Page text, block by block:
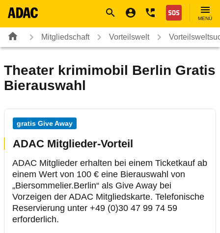
Nothilfe
MENÜ
Mitgliedschaft Vorteilswelt
Theater krimimobil Berlin Gratis
Bierauswahl
gratis Give Away
ADAC Mitglieder-Vorteil
ADAC Mitglieder erhalten bei einem Ticketkauf ab
einem Wert von 100 € eine Bierauswahl von
„Biersommelier.Berlin“ als Give Away bei
Vorzeigen der ADAC Mitgliedskarte. Telefonische
Reservierung unter +49 (0)30 47 99 74 59
erforderlich.